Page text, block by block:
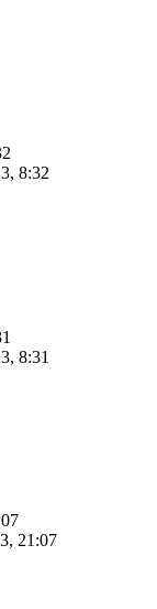
8:32
8:31
21:07